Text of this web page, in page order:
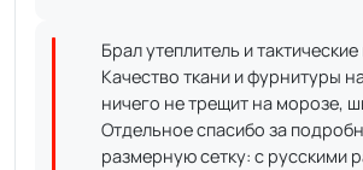
Брал утеплитель и
Качество ткани и фурнитуры
ничего не трещит на морозе,
Отдельное спасибо за
размерную сетку: с русскими